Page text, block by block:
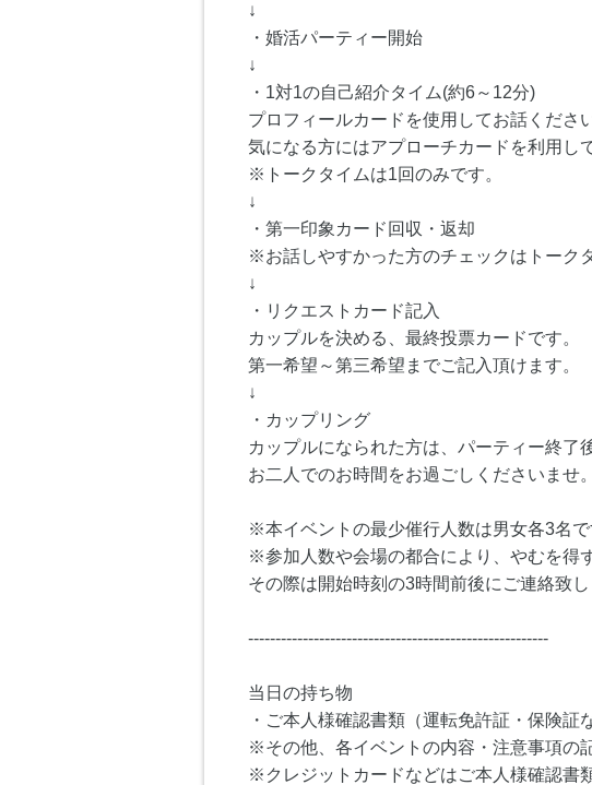
↓
・婚活パーティー開始
↓
・1対1の自己紹介タイム(約6～12分)
プロフィールカードを使用してお話ください
気になる方にはアプローチカードを利用し
※トークタイムは1回のみです。
↓
・第一印象カード回収・返却
※お話しやすかった方のチェックはトーク
↓
・リクエストカード記入
カップルを決める、最終投票カードです。
第一希望～第三希望までご記入頂けます。
↓
・カップリング
カップルになられた方は、パーティー終了
お二人でのお時間をお過ごしくださいませ。
※本イベントの最少催行人数は男女各3名で
※参加人数や会場の都合により、やむを得
その際は開始時刻の3時間前後にご連絡致し
-------------------------------------------------------
当日の持ち物
・ご本人様確認書類（運転免許証・保険証
※その他、各イベントの内容・注意事項の
※クレジットカードなどはご本人様確認書